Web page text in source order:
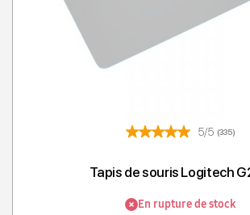
5/5 (335)
Tapis de souris Logitech
En rupture de stock